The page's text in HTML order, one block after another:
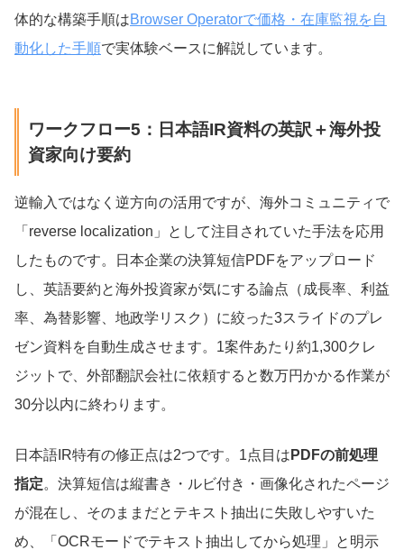
体的な構築手順はBrowser Operatorで価格・在庫監視を自
動化した手順で実体験ベースに解説しています。
ワークフロー5：日本語IR資料の英訳＋海外投
資家向け要約
逆輸入ではなく逆方向の活用ですが、海外コミュニティで
「reverse localization」として注目されていた手法を応用
したものです。日本企業の決算短信PDFをアップロード
し、英語要約と海外投資家が気にする論点（成長率、利益
率、為替影響、地政学リスク）に絞った3スライドのプレ
ゼン資料を自動生成させます。1案件あたり約1,300クレ
ジットで、外部翻訳会社に依頼すると数万円かかる作業が
30分以内に終わります。
日本語IR特有の修正点は2つです。1点目は PDFの前処理
指定。決算短信は縦書き・ルビ付き・画像化されたページ
が混在し、そのままだとテキスト抽出に失敗しやすいた
め、「OCRモードでテキスト抽出してから処理」と明示